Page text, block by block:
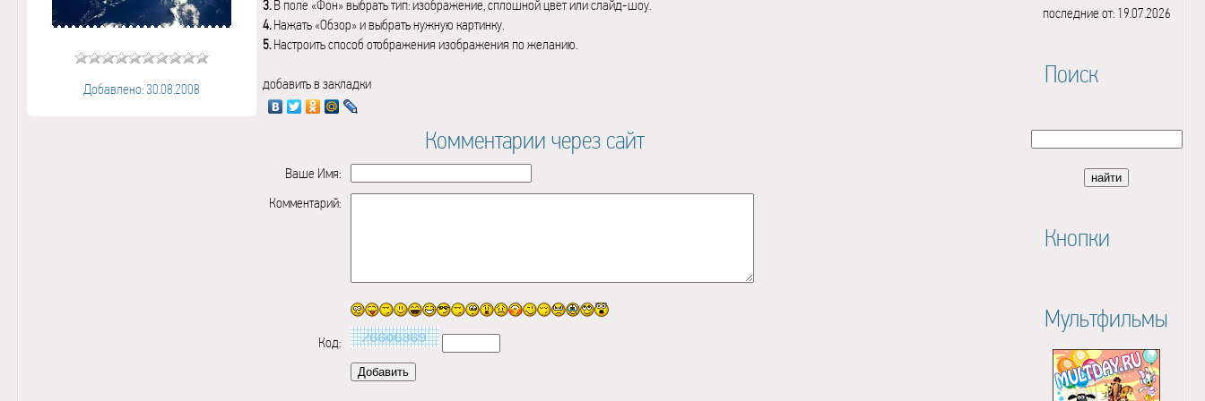
Добавлено: 30.08.2008
3.В поле «Фон» выбрать тип: изображение, сплошной цвет или слайд-шоу.
4.Нажать «Обзор» и выбрать нужную картинку.
5.Настроить способ отображения изображения по желанию.
добавить в закладки
Комментарии через сайт
Ваше Имя:
Комментарий:
Код:
последние от: 19.07.2026
Поиск
Кнопки
Мультфильмы